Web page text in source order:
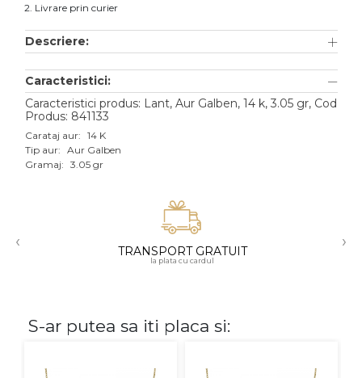
Aur alb
Aur roz
Aur mixt
18K
Cu pietre
2. Livrare prin curier
Descriere:
Caracteristici:
Caracteristici produs: Lant, Aur Galben, 14 k, 3.05 gr, Cod
Produs: 841133
Carataj aur: 14 K
Tip aur: Aur Galben
Gramaj: 3.05 gr
‹ TRANSPORT GRATUIT
la plata cu cardul
›
S-ar putea sa iti placa si: